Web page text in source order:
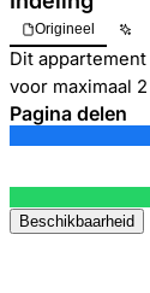
Origineel
Dit
voor maximaal
Pagina delen
Beschikbaarheid